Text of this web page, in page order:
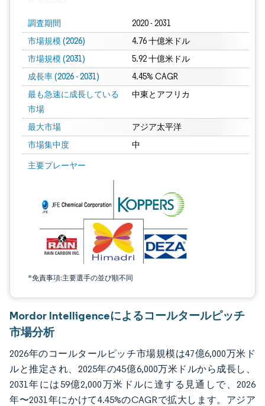
調査期間 2020 - 2031
市場規模 (2026) 4.76 十億米ドル
市場規模 (2031) 5.92 十億米ドル
成長率 (2026 - 2031) 4.45% CAGR
最も急速に成長している
市場
中東とアフリカ
最大市場 アジア太平洋
市場集中度 中
主要プレーヤー
*免責事項:主要選手の並び順不同
画像 © Mordor Intelligence。再利用にはCC BY 4.0の表示が必要です。
Mordor Intelligenceによるコールタールピッチ
市場分析
2026年のコールタールピッチ市場規模は47億6,000万米ド
ルと推定され、2025年の45億6,000万米ドルから成長し、
2031年には59億2,000万米ドルに達する見通しで、2026
年〜2031年にかけて4.45%のCAGRで拡大します。アジア